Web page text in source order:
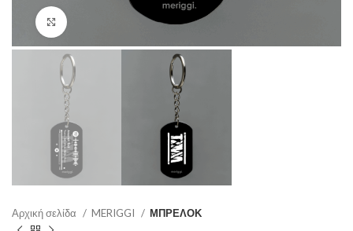
Κάντε κλικ για μεγέθυνση
Αρχική σελίδα MERIGGI ΜΠΡΕΛΟΚ